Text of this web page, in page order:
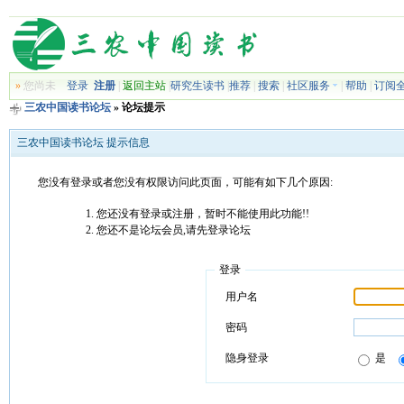
»您尚未 登录 注册| 返回主站| 研究生读书| 推荐| 搜索| 社区服务 帮助
订阅
三农中国读书论坛» 论坛提示
三农中国读书论坛 提示信息
您没有登录或者您没有权限访问此页面，可能有如下几个原因:
您还没有登录或注册，暂时不能使用此功能!!
您还不是论坛会员,请先登录论坛
登录
用户名
密码
隐身登录 是